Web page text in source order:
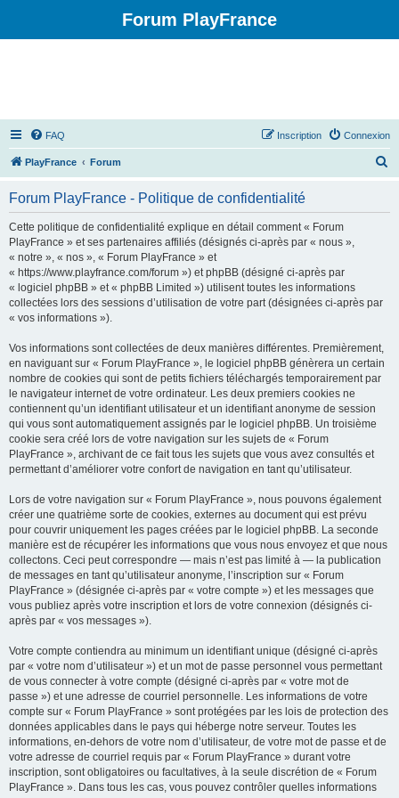
Forum PlayFrance
FAQ Connexion
Inscription
PlayFrance Forum
Forum PlayFrance - Politique de confidentialité
Cette politique de confidentialité explique en détail comment « Forum
PlayFrance » et ses partenaires affiliés (désignés ci-après par « nous »,
« notre », « nos », « Forum PlayFrance » et
« https://www.playfrance.com/forum ») et phpBB (désigné ci-après par
« logiciel phpBB » et « phpBB Limited ») utilisent toutes les informations
collectées lors des sessions d’utilisation de votre part (désignées ci-après par
« vos informations »).
Vos informations sont collectées de deux manières différentes. Premièrement,
en naviguant sur « Forum PlayFrance », le logiciel phpBB génèrera un certain
nombre de cookies qui sont de petits fichiers téléchargés temporairement par
le navigateur internet de votre ordinateur. Les deux premiers cookies ne
contiennent qu’un identifiant utilisateur et un identifiant anonyme de session
qui vous sont automatiquement assignés par le logiciel phpBB. Un troisième
cookie sera créé lors de votre navigation sur les sujets de « Forum
PlayFrance », archivant de ce fait tous les sujets que vous avez consultés et
permettant d’améliorer votre confort de navigation en tant qu’utilisateur.
Lors de votre navigation sur « Forum PlayFrance », nous pouvons également
créer une quatrième sorte de cookies, externes au document qui est prévu
pour couvrir uniquement les pages créées par le logiciel phpBB. La seconde
manière est de récupérer les informations que vous nous envoyez et que nous
collectons. Ceci peut correspondre — mais n’est pas limité à — la publication
de messages en tant qu’utilisateur anonyme, l’inscription sur « Forum
PlayFrance » (désignée ci-après par « votre compte ») et les messages que
vous publiez après votre inscription et lors de votre connexion (désignés ci-
après par « vos messages »).
Votre compte contiendra au minimum un identifiant unique (désigné ci-après
par « votre nom d’utilisateur ») et un mot de passe personnel vous permettant
de vous connecter à votre compte (désigné ci-après par « votre mot de
passe ») et une adresse de courriel personnelle. Les informations de votre
compte sur « Forum PlayFrance » sont protégées par les lois de protection des
données applicables dans le pays qui héberge notre serveur. Toutes les
informations, en-dehors de votre nom d’utilisateur, de votre mot de passe et de
votre adresse de courriel requis par « Forum PlayFrance » durant votre
inscription, sont obligatoires ou facultatives, à la seule discrétion de « Forum
PlayFrance ». Dans tous les cas, vous pouvez contrôler quelles informations